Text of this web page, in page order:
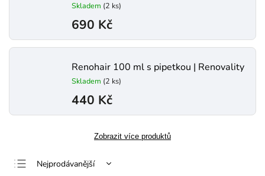
Skladem (2 ks)
690 Kč
Renohair 100 ml s pipetkou | Renovality
Skladem (2 ks)
440 Kč
Zobrazit více produktů
Nejprodávanější